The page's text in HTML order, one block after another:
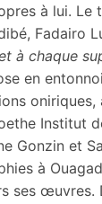
à lui. Le
Fadairo
à chaque
en
Institut
Gonzin et
à
ses œuvres.